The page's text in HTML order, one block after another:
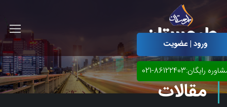
ورود | عضویت
رایگان:86122403-021
مقالات